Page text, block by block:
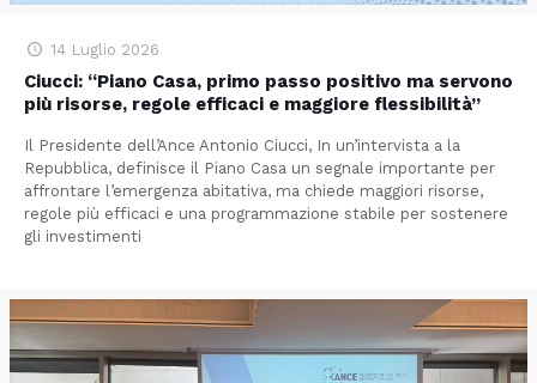
14 Luglio 2026
Ciucci: “Piano Casa, primo passo positivo ma servono
più risorse, regole efficaci e maggiore flessibilità”
Il Presidente dell’Ance Antonio Ciucci, In un’intervista a la
Repubblica, definisce il Piano Casa un segnale importante per
affrontare l’emergenza abitativa, ma chiede maggiori risorse,
regole più efficaci e una programmazione stabile per sostenere
gli investimenti